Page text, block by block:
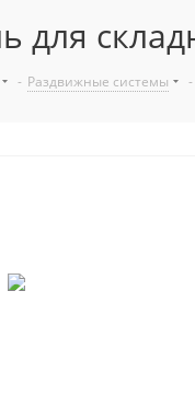
- Раздвижные системы -